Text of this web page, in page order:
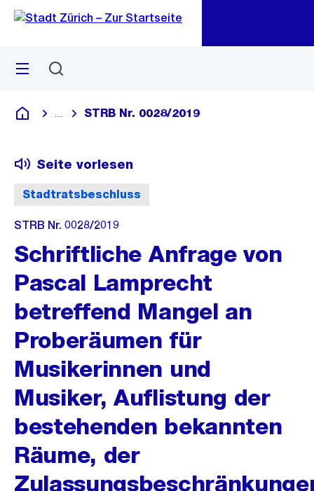
Navigation
Sprunglink
Menü
Deutsch
Blende alle Breadcrumbs ein
STRB Nr. 0028/2019
Stadtratsbeschluss
Seite vorlesen
STRB Nr. 0028/2019
Schriftliche Anfrage von
Pascal Lamprecht
betreffend Mangel an
Proberäumen für
Musikerinnen und
Musiker, Auflistung der
bestehenden bekannten
Räume, der